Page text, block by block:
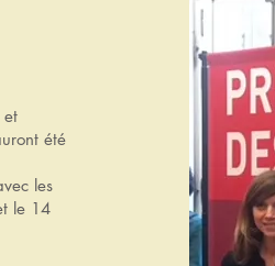
et
été
les
le 14